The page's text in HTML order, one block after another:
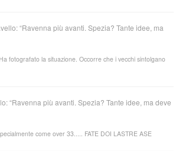
“Ravenna più avanti. Spezia? Tante idee, ma
fotografato la situazione. Occorre che i vecchi sintolgano
“Ravenna più avanti. Spezia? Tante idee, ma deve
come over 33..... FATE DOI LASTRE ASE